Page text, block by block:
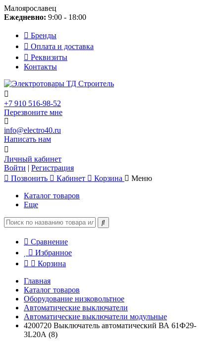
Малоярославец
Ежедневно: 9:00 - 18:00
Бренды
Оплата и доставка
Реквизиты
Контакты
+7 910 516-98-52
Перезвоните мне
info@electro40.ru
Написать нам
Личный кабинет
Войти | Регистрация
Позвонить
Кабинет Корзина Меню
Каталог товаров
Еще
Сравнение
Избранное
Корзина
Главная
Каталог товаров
Оборудование низковольтное
Автоматические выключатели
Автоматические выключатели модульные
4200720 Выключатель автоматический ВА 61Ф29-
3L20А (8)